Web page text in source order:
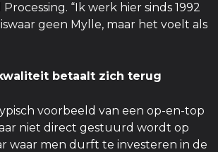
“Ik werk hier sinds 1992
geen Mylle, maar het voelt als
betaalt zich terug
voorbeeld van een op-en-top
niet direct gestuurd wordt op
waar men durft te investeren in de